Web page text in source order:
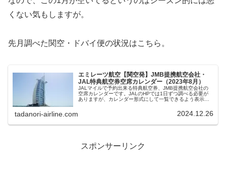
くない気もしますが。
先月調べた関空・ドバイ便の状況はこちら。
エミレーツ航空【関空発】JMB提携航空会社・
JAL特典航空券空席カレンダー（2023年8月）
JALマイルで予約出来る特典航空券、JMB提携航空会社の
空席カレンダーです。JALのHPでは1日ずつ調べる必要が
ありますが、カレンダー形式にして一覧できるよう表示し
tadanori-airline.com 2024.12.26
スポンサーリンク